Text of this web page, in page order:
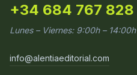
+34 684 767 828
Lunes – Viernes: 9:00h – 14:00h
info@alentiaeditorial.com